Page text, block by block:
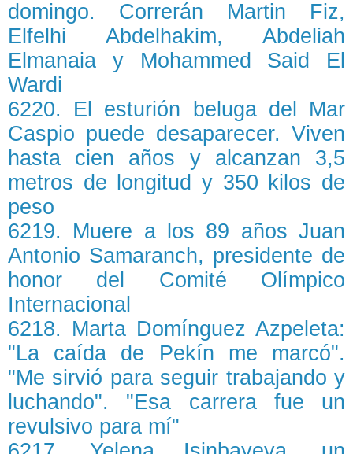
domingo. Correrán Martin Fiz,
Elfelhi Abdelhakim, Abdeliah
Elmanaia y Mohammed Said El
Wardi
6220. El esturión beluga del Mar
Caspio puede desaparecer. Viven
hasta cien años y alcanzan 3,5
metros de longitud y 350 kilos de
peso
6219. Muere a los 89 años Juan
Antonio Samaranch, presidente de
honor del Comité Olímpico
Internacional
6218. Marta Domínguez Azpeleta:
"La caída de Pekín me marcó".
"Me sirvió para seguir trabajando y
luchando". "Esa carrera fue un
revulsivo para mí"